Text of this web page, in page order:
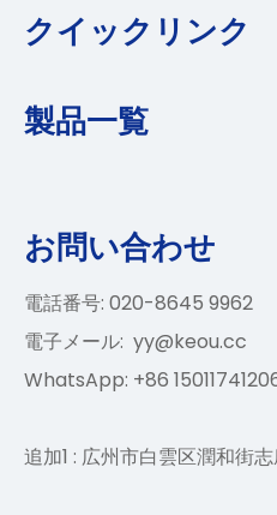
クイックリンク
製品一覧
お問い合わせ
電話番号: 020-8645 9962
電子メール: yy@keou.cc
WhatsApp: +86
追加1 : 広州市白雲区潤和街